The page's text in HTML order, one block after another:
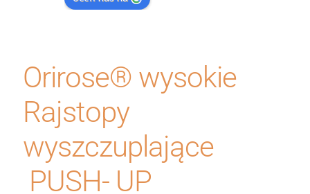
Orirose® wysokie
Rajstopy
wyszczuplające
PUSH- UP